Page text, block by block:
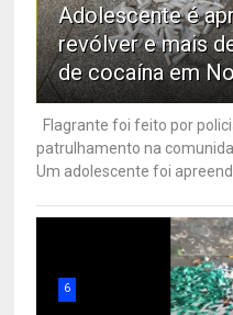
Adolescente é
revólver e mais
de cocaína em
Flagrante foi feito por
patrulhamento na
Um adolescente foi
6